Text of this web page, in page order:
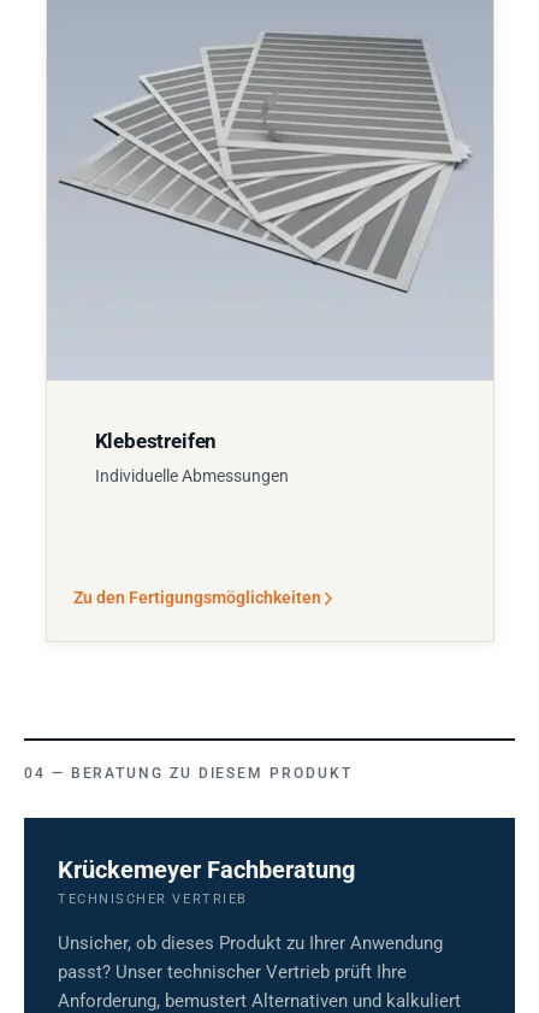
Klebestreifen
Individuelle Abmessungen
Zu den Fertigungsmöglichkeiten
BERATUNG ZU DIESEM PRODUKT
Krückemeyer Fachberatung
TECHNISCHER VERTRIEB
Unsicher, ob dieses Produkt zu Ihrer Anwendung
passt? Unser technischer Vertrieb prüft Ihre
Anforderung, bemustert Alternativen und kalkuliert